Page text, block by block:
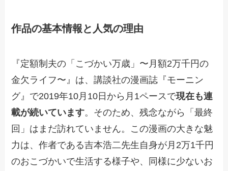
作品の基本情報と人気の理由
『定額制夫の「こづかい万歳」〜月額2万千円の
金欠ライフ〜』は、講談社の漫画誌『モーニン
グ』で2019年10月10日から月1ペースで現在も連
載が続いています。そのため、残念ながら「最終
回」はまだ訪れていません。この漫画の大きな魅
力は、作者である吉本浩二先生自身が月2万1千円
のおこづかいで生活する様子や、同様に少ないお